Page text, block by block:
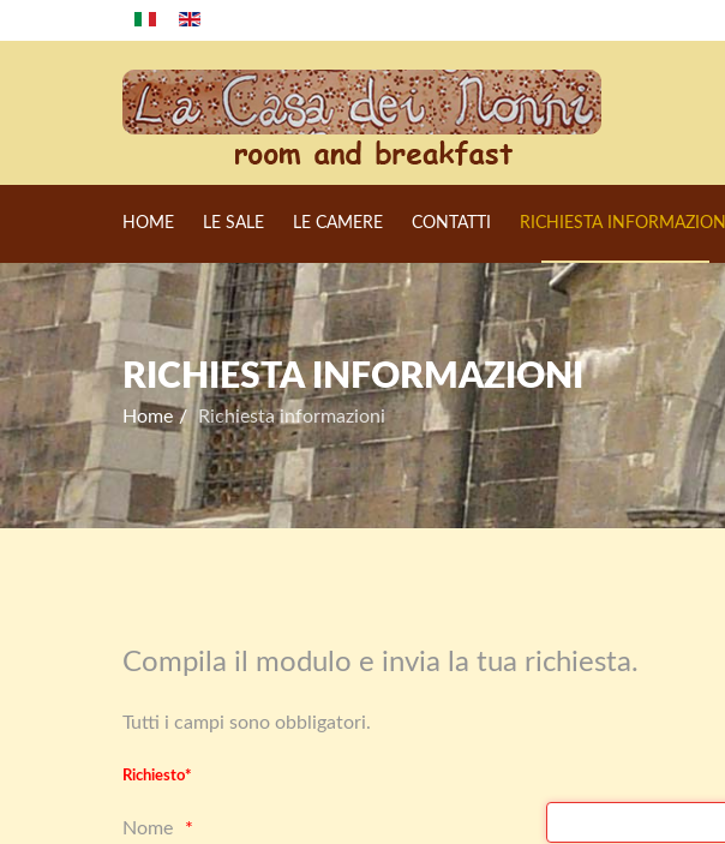
HOME LE SALE LE CAMERE CONTATTI RICHIESTA INFORMAZIONI
RICHIESTA INFORMAZIONI
Home Richiesta informazioni
Compila il modulo e invia la tua richiesta.
Tutti i campi sono obbligatori.
Richiesto*
Nome